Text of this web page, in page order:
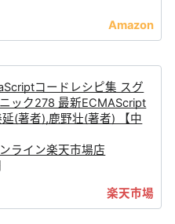
コードレシピ集 スグ
ック278 最新ECMAScript
(著者),鹿野壮(著者) 【中
ライン楽天市場店